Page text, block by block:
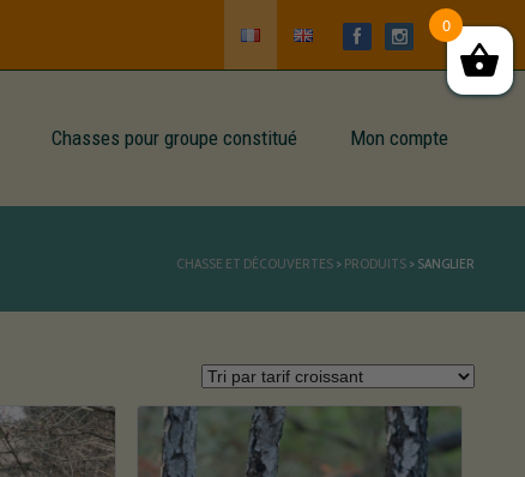
Chasses pour groupe constitué Mon compte
CHASSE ET DÉCOUVERTES > PRODUITS > SANGLIER
0